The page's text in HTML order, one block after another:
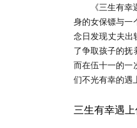
《三生有
身的女保镖与一
念日发现丈夫出
了争取孩子的抚
而在伍十一的一
们不光有幸的遇
三生有幸遇